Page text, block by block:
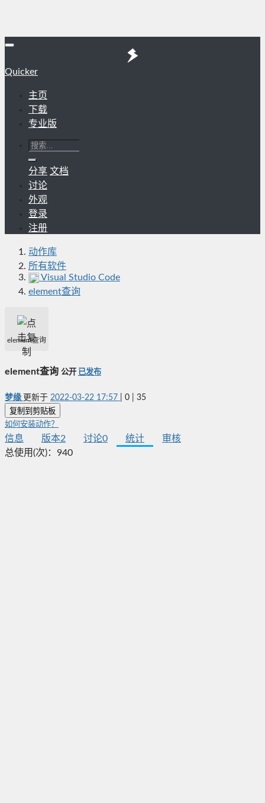
Quicker
主页
下载
专业版
分享 文档
讨论
外观
登录
注册
动作库
所有软件
Visual Studio Code
element查询
element查询
element查询 公开 已发布
梦缘 更新于 2022-03-22 17:57 0 35
复制到剪贴板
如何安装动作？
信息 版本2 讨论0 统计
审核
总使用(次)： 940